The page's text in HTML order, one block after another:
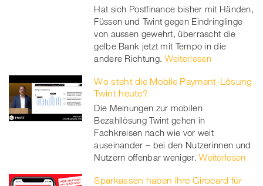
er
Hat sich Postfinance bisher mit Händen,
Füssen und Twint gegen Eindringlinge
von aussen gewehrt, überrascht die
gelbe Bank jetzt mit Tempo in die
andere Richtung. Weiterlesen
Wo steht die Mobile Payment-Lösung
Twint heute?
Die Meinungen zur mobilen
Bezahllösung Twint gehen in
Fachkreisen nach wie vor weit
auseinander – bei den Nutzerinnen und
Nutzern offenbar weniger. Weiterlesen
Sparkassen haben ihre Girocard für